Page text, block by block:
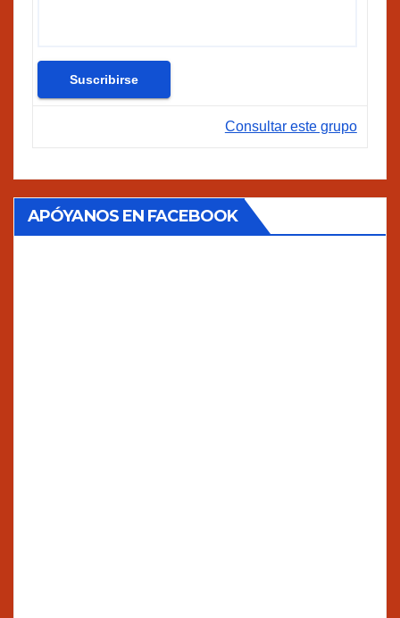
Consultar este grupo
APÓYANOS EN FACEBOOK